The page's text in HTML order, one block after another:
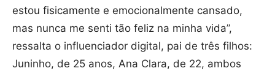
estou fisicamente e emocionalmente cansado,
mas nunca me senti tão feliz na minha vida”,
ressalta o influenciador digital, pai de três filhos:
Juninho, de 25 anos, Ana Clara, de 22, ambos